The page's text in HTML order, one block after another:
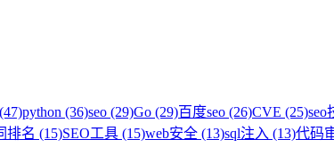
python (36)seo (29)Go (29)百度seo (26)CVE (25)seo
排名 (15)SEO工具 (15)web安全 (13)sql注入 (13)代码